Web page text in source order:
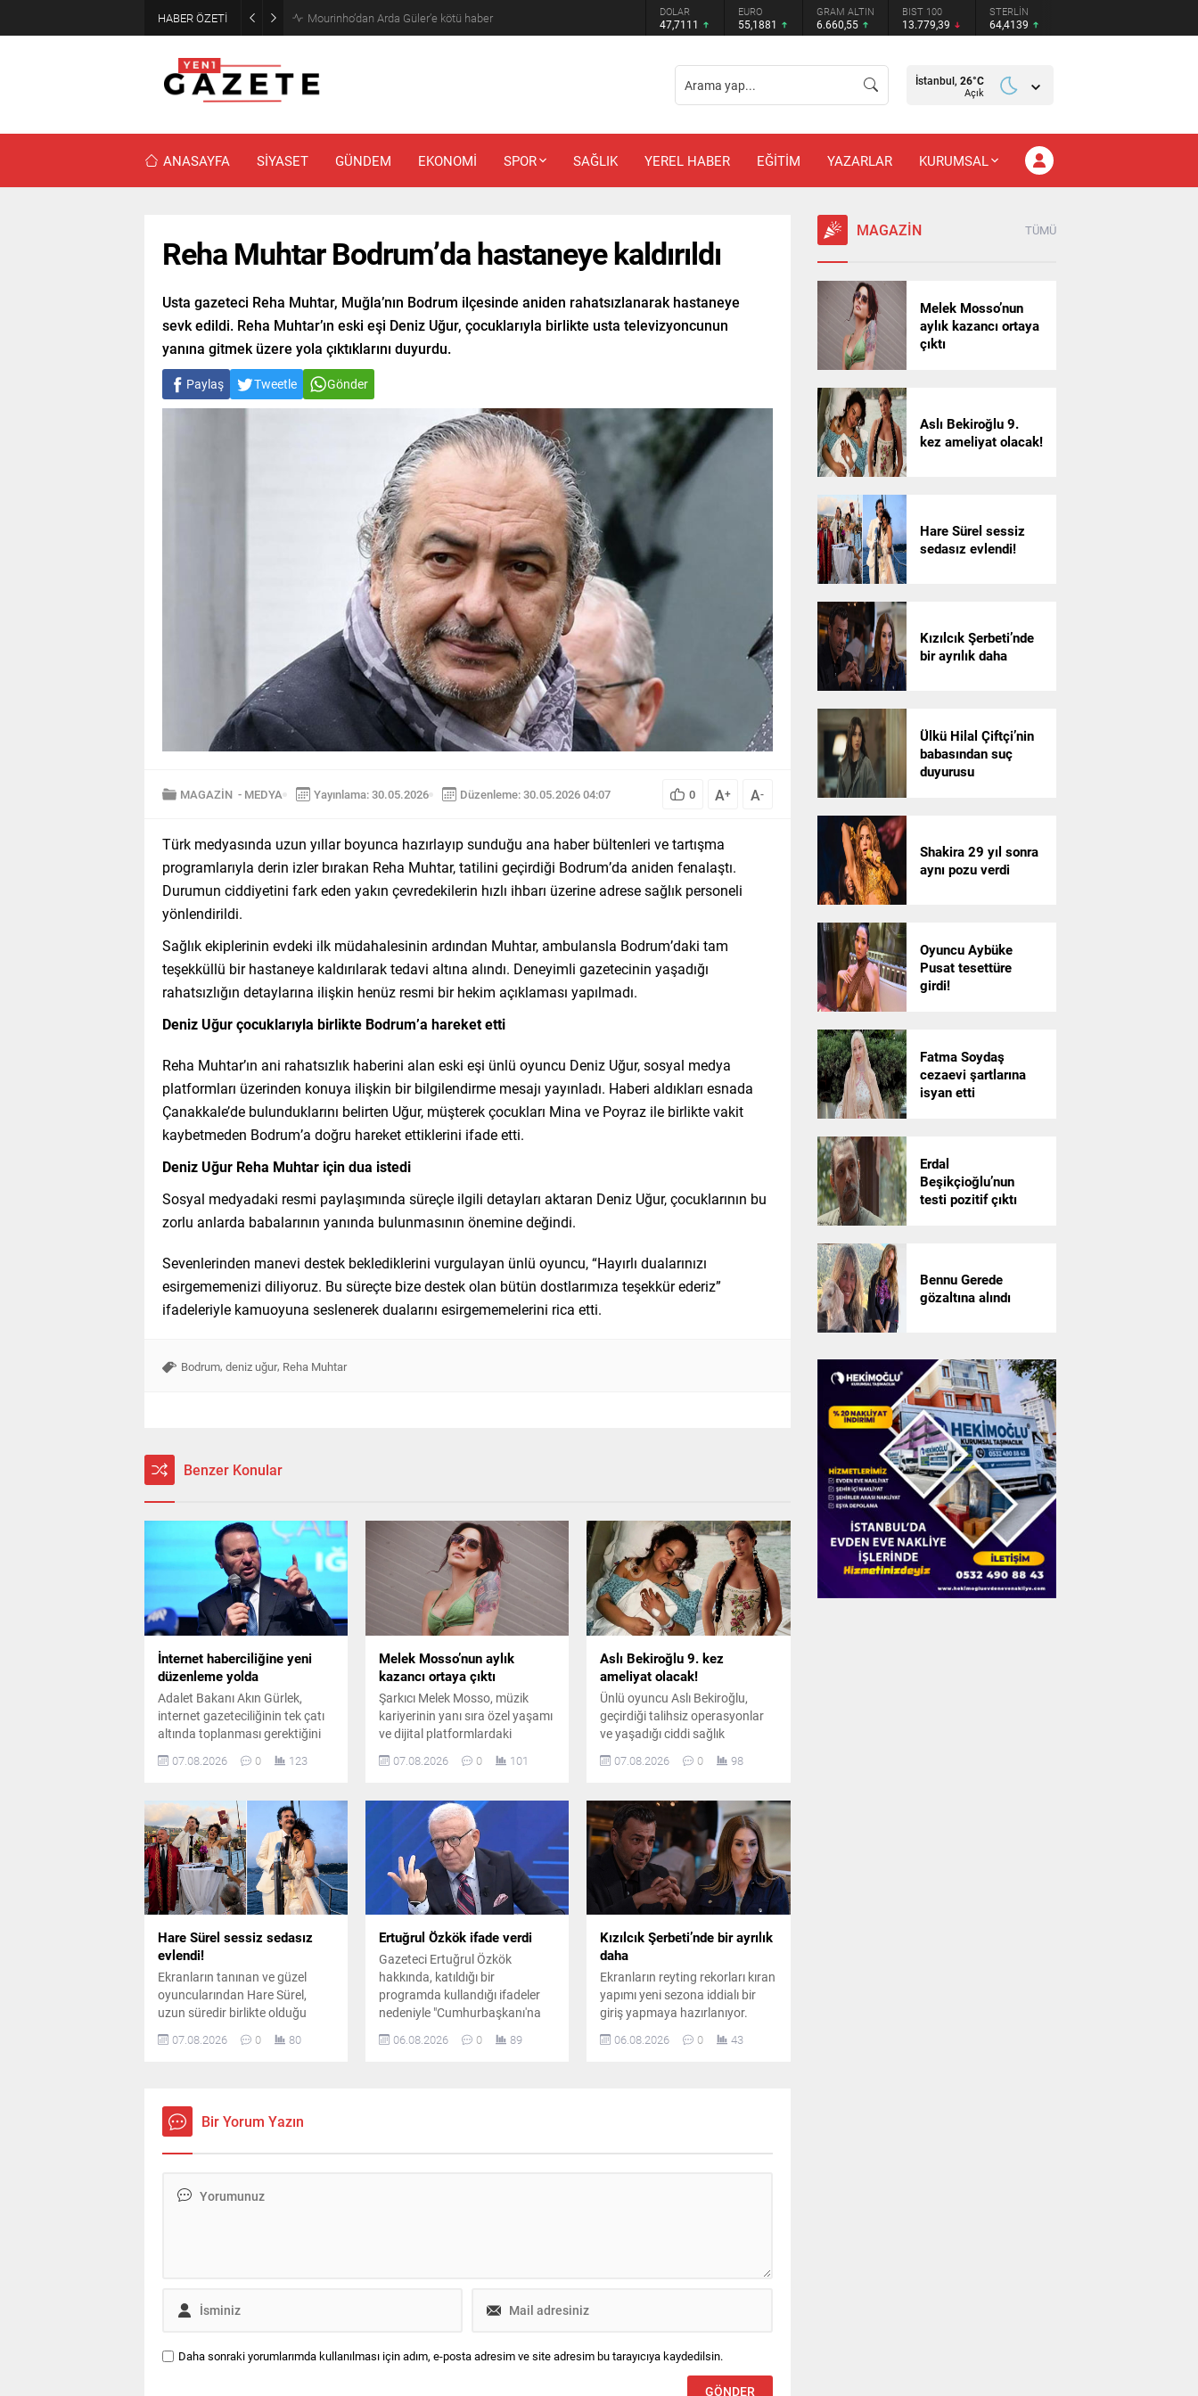
HABER ÖZETİ Mourinho’dan Arda Güler’e kötü haber DOLAR
47,7111
EURO
55,1881
GRAM ALTIN
6.660,55
BIST 100
13.779,39
STERLİN
64,4139
İstanbul, 26°C
Açık
ANASAYFA SİYASET GÜNDEM EKONOMİ SPOR SAĞLIK YEREL HABER EĞİTİM YAZARLAR KURUMSAL
Reha Muhtar Bodrum’da hastaneye kaldırıldı
Usta gazeteci Reha Muhtar, Muğla’nın Bodrum ilçesinde aniden rahatsızlanarak hastaneye
sevk edildi. Reha Muhtar’ın eski eşi Deniz Uğur, çocuklarıyla birlikte usta televizyoncunun
yanına gitmek üzere yola çıktıklarını duyurdu.
Paylaş Tweetle Gönder
MAGAZİN - MEDYA Yayınlama: 30.05.2026 Düzenleme: 30.05.2026 04:07 0 A+ A-
Türk medyasında uzun yıllar boyunca hazırlayıp sunduğu ana haber bültenleri ve tartışma
programlarıyla derin izler bırakan Reha Muhtar, tatilini geçirdiği Bodrum’da aniden fenalaştı.
Durumun ciddiyetini fark eden yakın çevredekilerin hızlı ihbarı üzerine adrese sağlık personeli
yönlendirildi.
Sağlık ekiplerinin evdeki ilk müdahalesinin ardından Muhtar, ambulansla Bodrum’daki tam
teşekküllü bir hastaneye kaldırılarak tedavi altına alındı. Deneyimli gazetecinin yaşadığı
rahatsızlığın detaylarına ilişkin henüz resmi bir hekim açıklaması yapılmadı.
Deniz Uğur çocuklarıyla birlikte Bodrum’a hareket etti
Reha Muhtar’ın ani rahatsızlık haberini alan eski eşi ünlü oyuncu Deniz Uğur, sosyal medya
platformları üzerinden konuya ilişkin bir bilgilendirme mesajı yayınladı. Haberi aldıkları esnada
Çanakkale’de bulunduklarını belirten Uğur, müşterek çocukları Mina ve Poyraz ile birlikte vakit
kaybetmeden Bodrum’a doğru hareket ettiklerini ifade etti.
Deniz Uğur Reha Muhtar için dua istedi
Sosyal medyadaki resmi paylaşımında süreçle ilgili detayları aktaran Deniz Uğur, çocuklarının bu
zorlu anlarda babalarının yanında bulunmasının önemine değindi.
Sevenlerinden manevi destek beklediklerini vurgulayan ünlü oyuncu, “Hayırlı dualarınızı
esirgememenizi diliyoruz. Bu süreçte bize destek olan bütün dostlarımıza teşekkür ederiz”
ifadeleriyle kamuoyuna seslenerek dualarını esirgememelerini rica etti.
Bodrum, deniz uğur, Reha Muhtar
Benzer Konular
İnternet haberciliğine yeni
düzenleme yolda
Adalet Bakanı Akın Gürlek,
internet gazeteciliğinin tek çatı
altında toplanması gerektiğini
düzenlemeye ihtiyaç olduğunu
yasası çalışmalarına da değindi.
07.08.2026 0 123
Melek Mosso’nun aylık
kazancı ortaya çıktı
Şarkıcı Melek Mosso, müzik
kariyerinin yanı sıra özel yaşamı
ve dijital platformlardaki
ettiriyor. Instagram’da ücretli
Mosso’nun abone sayısı ve
buradan elde ettiği aylık gelir
belli oldu.
07.08.2026 0 101
Aslı Bekiroğlu 9. kez
ameliyat olacak!
Ünlü oyuncu Aslı Bekiroğlu,
geçirdiği talihsiz operasyonlar
ve yaşadığı ciddi sağlık
ameliyatın sonrasında
masasına yatacağını duyurdu.
07.08.2026 0 98
Hare Sürel sessiz sedasız
evlendi!
Ekranların tanınan ve güzel
oyuncularından Hare Sürel,
uzun süredir birlikte olduğu
öğretim görevlisi Oğuz Erdin ile
İstanbul Kuruçeşme'de
07.08.2026 0 80
Ertuğrul Özkök ifade verdi
Gazeteci Ertuğrul Özkök
hakkında, katıldığı bir
programda kullandığı ifadeler
nedeniyle "Cumhurbaşkanı'na
hakaret" suçlamasıyla re'sen
soruşturma başlatıldı. Ertuğrul
06.08.2026 0 89
Kızılcık Şerbeti’nde bir ayrılık
daha
Ekranların reyting rekorları kıran
yapımı yeni sezona iddialı bir
giriş yapmaya hazırlanıyor.
Kadroda önemli ayrılıklar
yaşanırken diziye sürpriz bir
06.08.2026 0 43
Bir Yorum Yazın
Daha sonraki yorumlarımda kullanılması için adım, e-posta adresim ve site adresim bu tarayıcıya kaydedilsin.
MAGAZİN TÜMÜ
Melek Mosso’nun
aylık kazancı ortaya
çıktı
Aslı Bekiroğlu 9.
kez ameliyat olacak!
Hare Sürel sessiz
sedasız evlendi!
Kızılcık Şerbeti’nde
bir ayrılık daha
Ülkü Hilal Çiftçi’nin
babasından suç
duyurusu
Shakira 29 yıl sonra
aynı pozu verdi
Oyuncu Aybüke
Pusat tesettüre
girdi!
Fatma Soydaş
cezaevi şartlarına
isyan etti
Erdal
Beşikçioğlu’nun
testi pozitif çıktı
Bennu Gerede
gözaltına alındı